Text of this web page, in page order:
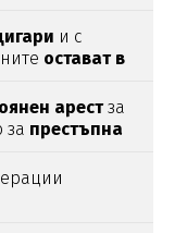
и с
остават в
арестза
за престъпна